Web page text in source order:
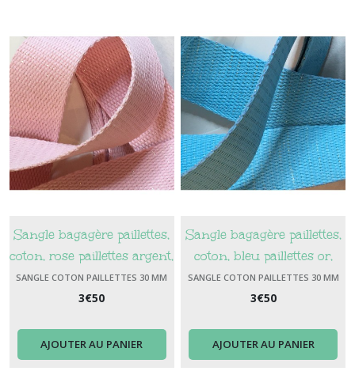
Sangle bagagère paillettes,
coton, rose paillettes argent,
largeur 30 mm
SANGLE COTON PAILLETTES 30 MM
3€50
AJOUTER AU PANIER
Sangle bagagère paillettes,
coton, bleu paillettes or,
largeur 30 mm
SANGLE COTON PAILLETTES 30 MM
3€50
AJOUTER AU PANIER